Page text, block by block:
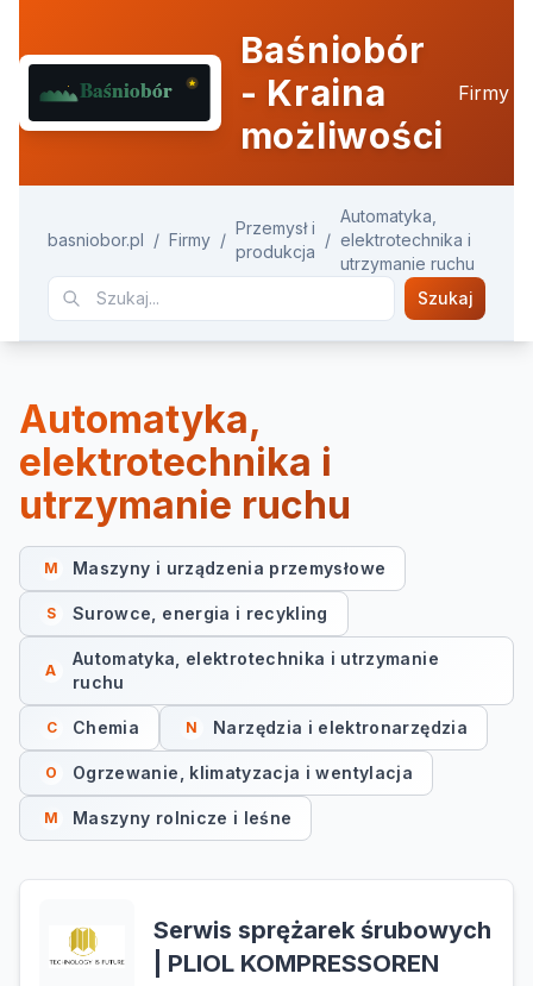
Baśniobór
- Kraina
możliwości
Firmy
basniobor.pl / Firmy /
Przemysł i
produkcja
/
Automatyka,
elektrotechnika i
utrzymanie ruchu
Szukaj
Automatyka,
elektrotechnika i
utrzymanie ruchu
M Maszyny i urządzenia przemysłowe
S Surowce, energia i recykling
A
Automatyka, elektrotechnika i utrzymanie
ruchu
C Chemia N Narzędzia i elektronarzędzia
O Ogrzewanie, klimatyzacja i wentylacja
M Maszyny rolnicze i leśne
Serwis sprężarek śrubowych
| PLIOL KOMPRESSOREN